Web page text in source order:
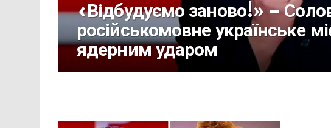
«Відбудуємо заново!» –
російськомовне українське
ядерним ударом